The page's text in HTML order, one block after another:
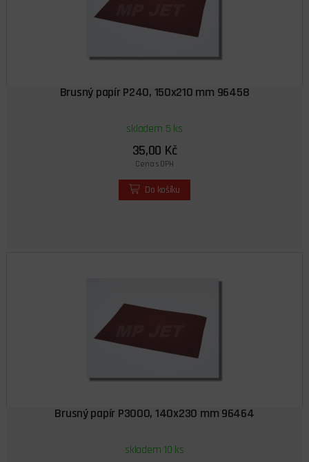
Brusný papír P240, 150x210 mm 96458
skladem 5 ks
35,00 Kč
Cena s DPH
Do košíku
Brusný papír P3000, 140x230 mm 96464
skladem 10 ks